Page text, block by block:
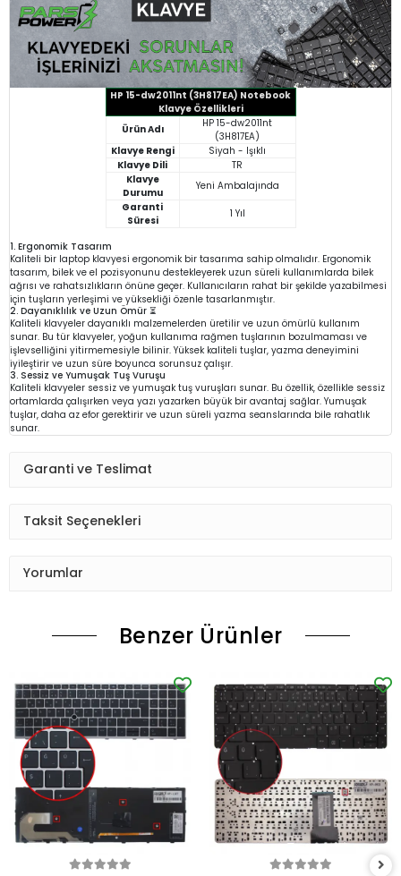
HP 15-dw2011nt (3H817EA) Notebook
Klavye Özellikleri
Ürün Adı
HP 15-dw2011nt
(3H817EA)
Klavye Rengi
Siyah - Işıklı
Klavye Dili
TR
Klavye
Durumu
Yeni Ambalajında
Garanti
Süresi
1 Yıl
1. Ergonomik Tasarım
Kaliteli bir laptop klavyesi ergonomik bir tasarıma sahip olmalıdır. Ergonomik
tasarım, bilek ve el pozisyonunu destekleyerek uzun süreli kullanımlarda bilek
ağrısı ve rahatsızlıkların önüne geçer. Kullanıcıların rahat bir şekilde yazabilmesi
için tuşların yerleşimi ve yüksekliği özenle tasarlanmıştır.
2. Dayanıklılık ve Uzun Ömür ⏳
Kaliteli klavyeler dayanıklı malzemelerden üretilir ve uzun ömürlü kullanım
sunar. Bu tür klavyeler, yoğun kullanıma rağmen tuşlarının bozulmaması ve
işlevselliğini yitirmemesiyle bilinir. Yüksek kaliteli tuşlar, yazma deneyimini
iyileştirir ve uzun süre boyunca sorunsuz çalışır.
3. Sessiz ve Yumuşak Tuş Vuruşu
Kaliteli klavyeler sessiz ve yumuşak tuş vuruşları sunar. Bu özellik, özellikle sessiz
ortamlarda çalışırken veya yazı yazarken büyük bir avantaj sağlar. Yumuşak
tuşlar, daha az efor gerektirir ve uzun süreli yazma seanslarında bile rahatlık
sunar.
Garanti ve Teslimat
Taksit Seçenekleri
Yorumlar
Benzer Ürünler